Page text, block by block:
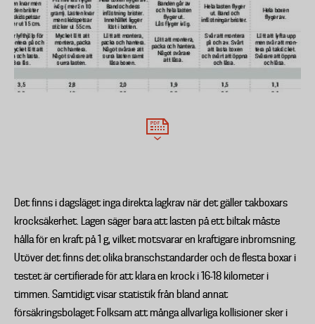
Det finns i dagsläget inga direkta lagkrav när det gäller takboxars
krocksäkerhet. Lagen säger bara att lasten på ett biltak måste
hålla för en kraft på 1 g, vilket motsvarar en kraftigare inbromsning.
Utöver det finns det olika branschstandarder och de flesta boxar i
testet är certifierade för att klara en krock i 16-18 kilometer i
timmen. Samtidigt visar statistik från bland annat
försäkringsbolaget Folksam att många allvarliga kollisioner sker i